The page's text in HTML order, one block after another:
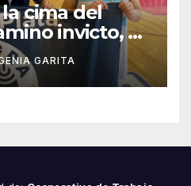
cima del
invicto, el
y la jugada
GARITA